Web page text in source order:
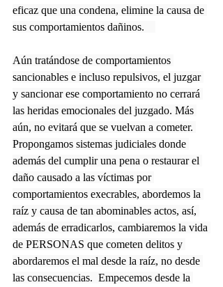
eficaz que una condena, elimine la causa de
sus comportamientos dañinos.
Aún tratándose de comportamientos
sancionables e incluso repulsivos, el juzgar
y sancionar ese comportamiento no cerrará
las heridas emocionales del juzgado. Más
aún, no evitará que se vuelvan a cometer.
Propongamos sistemas judiciales donde
además del cumplir una pena o restaurar el
daño causado a las víctimas por
comportamientos execrables, abordemos la
raíz y causa de tan abominables actos, así,
además de erradicarlos, cambiaremos la vida
de PERSONAS que cometen delitos y
abordaremos el mal desde la raíz, no desde
las consecuencias.  Empecemos desde la